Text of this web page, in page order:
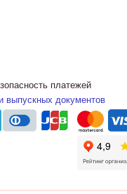
платежей
выпускных документов